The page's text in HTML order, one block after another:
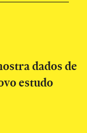
dados de
estudo